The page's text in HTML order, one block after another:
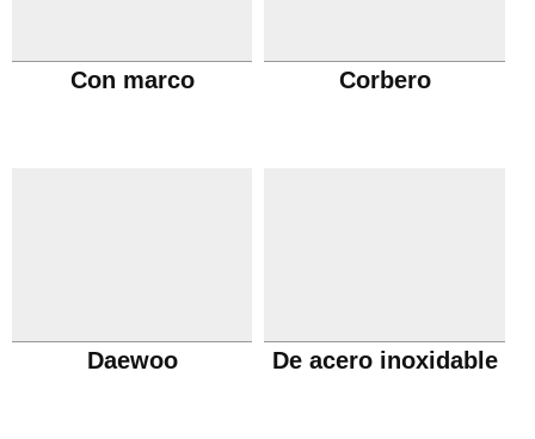
Con marco Corbero
Daewoo De acero inoxidable